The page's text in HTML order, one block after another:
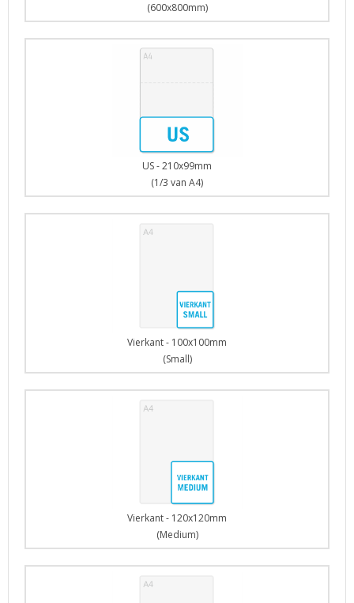
(600x800mm)
US - 210x99mm
(1/3 van A4)
Vierkant - 100x100mm
(Small)
Vierkant - 120x120mm
(Medium)